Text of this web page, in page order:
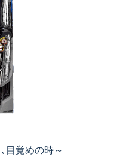
目覚めの時～